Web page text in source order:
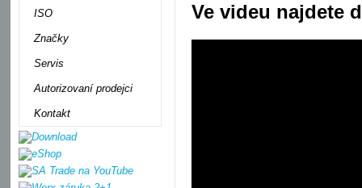
ISO
Značky
Servis
Autorizovaní prodejci
Kontakt
Ve videu najdete